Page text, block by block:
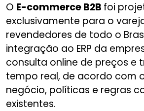
O E-commerce B2B foi
exclusivamente para o
revendedores de todo o
integração ao ERP da
consulta online de preços e
tempo real, de acordo com
negócio, políticas e regras
existentes.